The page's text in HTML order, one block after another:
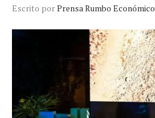
Escrito porPrensa Rumbo Económico